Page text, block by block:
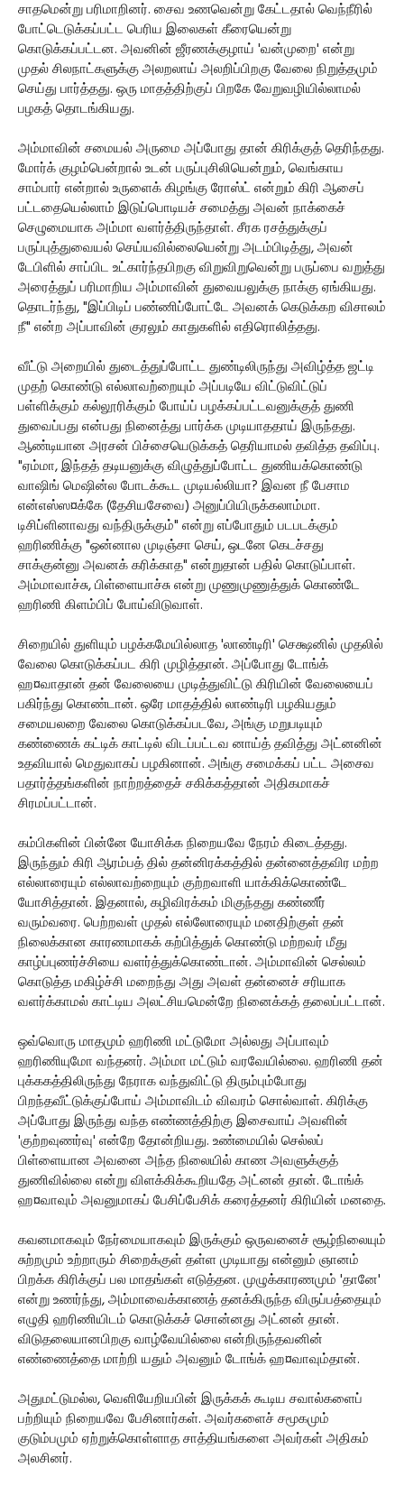
சாதமென்று பரிமாறினர். சைவ உணவென்று கேட்டதால் வெந்நீரில்
போட்டெடுக்கப்பட்ட பெரிய இலைகள் கீரையென்று
கொடுக்கப்பட்டன. அவனின் ஜீரணக்குழாய் 'வன்முறை' என்று
முதல் சிலநாட்களுக்கு அலறலாய் அலறிப்பிறகு வேலை நிறுத்தமும்
செய்து பார்த்தது. ஒரு மாதத்திற்குப் பிறகே வேறுவழியில்லாமல்
பழகத் தொடங்கியது.
அம்மாவின் சமையல் அருமை அப்போது தான் கிரிக்குத் தெரிந்தது.
மோர்க் குழம்பென்றால் உடன் பருப்புசிலியென்றும், வெங்காய
சாம்பார் என்றால் உருளைக் கிழங்கு ரோஸ்ட் என்றும் கிரி ஆசைப்
பட்டதையெல்லாம் இடுப்பொடியச் சமைத்து அவன் நாக்கைச்
செழுமையாக அம்மா வளர்த்திருந்தாள். சீரக ரசத்துக்குப்
பருப்புத்துவையல் செய்யவில்லையென்று அடம்பிடித்து, அவன்
டேபிளில் சாப்பிட உட்கார்ந்தபிறகு விறுவிறுவென்று பருப்பை வறுத்து
அரைத்துப் பரிமாறிய அம்மாவின் துவையலுக்கு நாக்கு ஏங்கியது.
தொடர்ந்து, "இப்பிடிப் பண்ணிப்போட்டே அவனக் கெடுக்கற விசாலம்
நீ" என்ற அப்பாவின் குரலும் காதுகளில் எதிரொலித்தது.
வீட்டு அறையில் துடைத்துப்போட்ட துண்டிலிருந்து அவிழ்த்த ஜட்டி
முதற் கொண்டு எல்லாவற்றையும் அப்படியே விட்டுவிட்டுப்
பள்ளிக்கும் கல்லூரிக்கும் போய்ப் பழக்கப்பட்டவனுக்குத் துணி
துவைப்பது என்பது நினைத்து பார்க்க முடியாததாய் இருந்தது.
ஆண்டியான அரசன் பிச்சையெடுக்கத் தெரியாமல் தவித்த தவிப்பு.
"ஏம்மா, இந்தத் தடியனுக்கு விழுத்துப்போட்ட துணியக்கொண்டு
வாஷிங் மெஷின்ல போடக்கூட முடியல்லியா? இவன நீ பேசாம
என்எஸ்ஸ¤க்கே (தேசியசேவை) அனுப்பியிருக்கலாம்மா.
டிசிப்ளினாவது வந்திருக்கும்" என்று எப்போதும் படபடக்கும்
ஹரிணிக்கு "ஒன்னால முடிஞ்சா செய், ஒடனே கெடச்சது
சாக்குன்னு அவனக் கரிக்காத" என்றுதான் பதில் கொடுப்பாள்.
அம்மாவாச்சு, பிள்ளையாச்சு என்று முணுமுணுத்துக் கொண்டே
ஹரிணி கிளம்பிப் போய்விடுவாள்.
சிறையில் துளியும் பழக்கமேயில்லாத 'லாண்டிரி' செக்ஷனில் முதலில்
வேலை கொடுக்கப்பட கிரி முழித்தான். அப்போது டோங்க்
ஹ¤வாதான் தன் வேலையை முடித்துவிட்டு கிரியின் வேலையைப்
பகிர்ந்து கொண்டான். ஒரே மாதத்தில் லாண்டிரி பழகியதும்
சமையலறை வேலை கொடுக்கப்படவே, அங்கு மறுபடியும்
கண்ணைக் கட்டிக் காட்டில் விடப்பட்டவ னாய்த் தவித்து அட்னனின்
உதவியால் மெதுவாகப் பழகினான். அங்கு சமைக்கப் பட்ட அசைவ
பதார்த்தங்களின் நாற்றத்தைச் சகிக்கத்தான் அதிகமாகச்
சிரமப்பட்டான்.
கம்பிகளின் பின்னே யோசிக்க நிறையவே நேரம் கிடைத்தது.
இருந்தும் கிரி ஆரம்பத் தில் தன்னிரக்கத்தில் தன்னைத்தவிர மற்ற
எல்லாரையும் எல்லாவற்றையும் குற்றவாளி யாக்கிக்கொண்டே
யோசித்தான். இதனால், கழிவிரக்கம் மிகுந்தது கண்ணீர்
வரும்வரை. பெற்றவள் முதல் எல்லோரையும் மனதிற்குள் தன்
நிலைக்கான காரணமாகக் கற்பித்துக் கொண்டு மற்றவர் மீது
காழ்ப்புணர்ச்சியை வளர்த்துக்கொண்டான். அம்மாவின் செல்லம்
கொடுத்த மகிழ்ச்சி மறைந்து அது அவள் தன்னைச் சரியாக
வளர்க்காமல் காட்டிய அலட்சியமென்றே நினைக்கத் தலைப்பட்டான்.
ஒவ்வொரு மாதமும் ஹரிணி மட்டுமோ அல்லது அப்பாவும்
ஹரிணியுமோ வந்தனர். அம்மா மட்டும் வரவேயில்லை. ஹரிணி தன்
புக்ககத்திலிருந்து நேராக வந்துவிட்டு திரும்பும்போது
பிறந்தவீட்டுக்குப்போய் அம்மாவிடம் விவரம் சொல்வாள். கிரிக்கு
அப்போது இருந்து வந்த எண்ணத்திற்கு இசைவாய் அவளின்
'குற்றவுணர்வு' என்றே தோன்றியது. உண்மையில் செல்லப்
பிள்ளையான அவனை அந்த நிலையில் காண அவளுக்குத்
துணிவில்லை என்று விளக்கிக்கூறியதே அட்னன் தான். டோங்க்
ஹ¤வாவும் அவனுமாகப் பேசிப்பேசிக் கரைத்தனர் கிரியின் மனதை.
கவனமாகவும் நேர்மையாகவும் இருக்கும் ஒருவனைச் சூழ்நிலையும்
சுற்றமும் உற்றாரும் சிறைக்குள் தள்ள முடியாது என்னும் ஞானம்
பிறக்க கிரிக்குப் பல மாதங்கள் எடுத்தன. முழுக்காரணமும் 'தானே'
என்று உணர்ந்து, அம்மாவைக்காணத் தனக்கிருந்த விருப்பத்தையும்
எழுதி ஹரிணியிடம் கொடுக்கச் சொன்னது அட்னன் தான்.
விடுதலையானபிறகு வாழ்வேயில்லை என்றிருந்தவனின்
எண்ணைத்தை மாற்றி யதும் அவனும் டோங்க் ஹ¤வாவும்தான்.
அதுமட்டுமல்ல, வெளியேறியபின் இருக்கக் கூடிய சவால்களைப்
பற்றியும் நிறையவே பேசினார்கள். அவர்களைச் சமூகமும்
குடும்பமும் ஏற்றுக்கொள்ளாத சாத்தியங்களை அவர்கள் அதிகம்
அலசினர்.